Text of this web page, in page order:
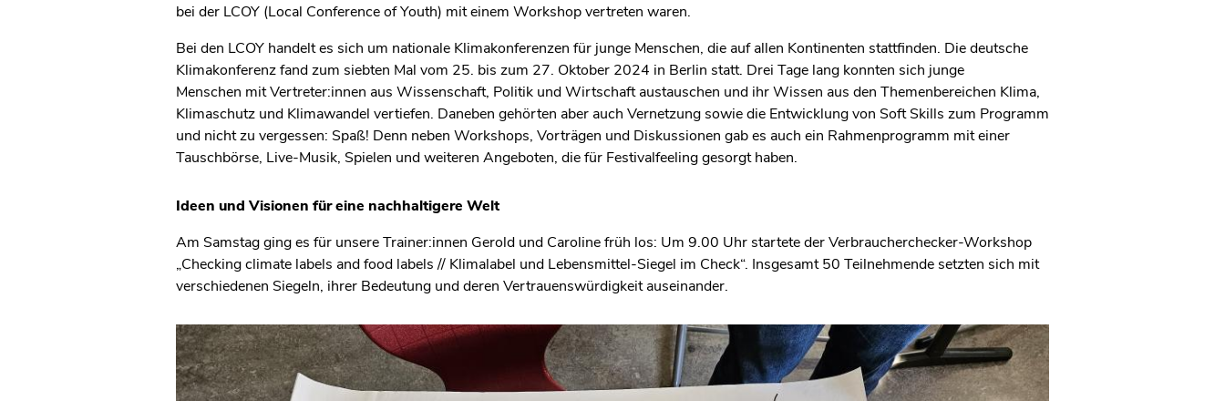
bei der LCOY (Local Conference of Youth) mit einem Workshop vertreten waren.
Bei den LCOY handelt es sich um nationale Klimakonferenzen für junge Menschen, die auf allen Kontinenten stattfinden. Die deutsche
Klimakonferenz fand zum siebten Mal vom 25. bis zum 27. Oktober 2024 in Berlin statt. Drei Tage lang konnten sich junge
Menschen mit Vertreter:innen aus Wissenschaft, Politik und Wirtschaft austauschen und ihr Wissen aus den Themenbereichen Klima,
Klimaschutz und Klimawandel vertiefen. Daneben gehörten aber auch Vernetzung sowie die Entwicklung von Soft Skills zum Programm
und nicht zu vergessen: Spaß! Denn neben Workshops, Vorträgen und Diskussionen gab es auch ein Rahmenprogramm mit einer
Tauschbörse, Live-Musik, Spielen und weiteren Angeboten, die für Festivalfeeling gesorgt haben.
Ideen und Visionen für eine nachhaltigere Welt
Am Samstag ging es für unsere Trainer:innen Gerold und Caroline früh los: Um 9.00 Uhr startete der Verbraucherchecker-Workshop
„Checking climate labels and food labels // Klimalabel und Lebensmittel-Siegel im Check“. Insgesamt 50 Teilnehmende setzten sich mit
verschiedenen Siegeln, ihrer Bedeutung und deren Vertrauenswürdigkeit auseinander.